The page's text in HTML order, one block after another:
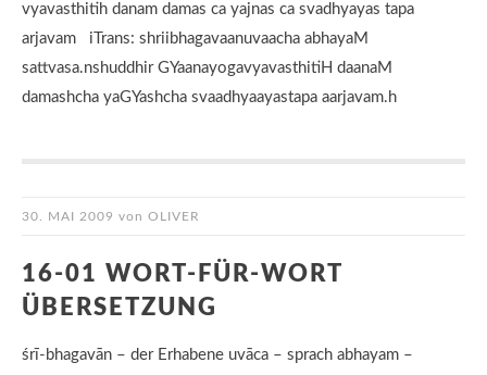
vyavasthitih danam damas ca yajnas ca svadhyayas tapa
arjavam iTrans: shriibhagavaanuvaacha abhayaM
sattvasa.nshuddhir GYaanayogavyavasthitiH daanaM
damashcha yaGYashcha svaadhyaayastapa aarjavam.h
30. MAI 2009 von OLIVER
16-01 WORT-FÜR-WORT
ÜBERSETZUNG
śrī-bhagavān – der Erhabene uvāca – sprach abhayam –